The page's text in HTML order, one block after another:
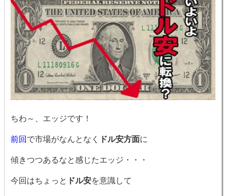
ちわ～、エッジです！
前回 で市場がなんとなく ドル安方面に
傾きつつあるなと感じたエッジ・・・
今回はちょっと ドル安を意識して